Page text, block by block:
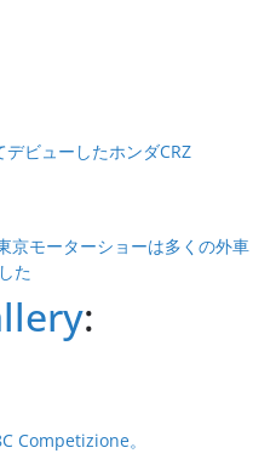
ビューしたホンダCRZ
京モーターショーは多くの外車
た
:
Competizione。